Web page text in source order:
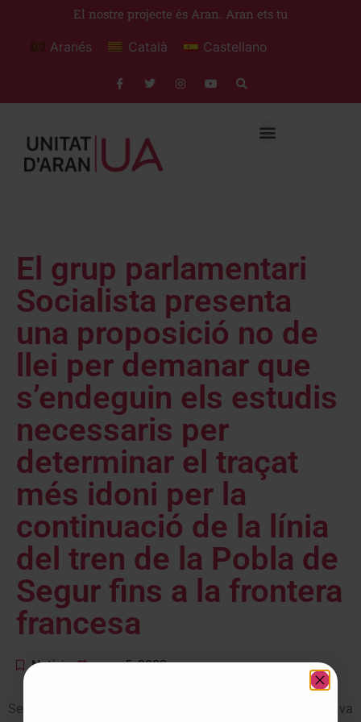
El nostre projecte és Aran. Aran ets tu
Aranés Català Castellano
El grup parlamentari
Socialista presenta
una proposició no de
llei per demanar que
s’endeguin els estudis
necessaris per
determinar el traçat
més idoni per la
continuació de la línia
del tren de la Pobla de
Segur fins a la frontera
francesa
Notícies març 5, 2002
Segons el diputat Francesc X. Boya, ‘la línia de Lleida va